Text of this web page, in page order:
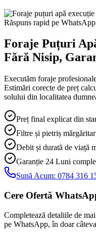
Răspuns rapid pe
Foraje Puțuri
Fără Nisip,
Executăm foraje
Estimări corecte de preț
solului din localitatea
Preț final explicat din
Filtre și pietriș
Debit și durată de viață
Garanție 24 Luni
Sună Acum: 0784 316
Cere Ofertă
Completează detaliile de
pe WhatsApp, în doar